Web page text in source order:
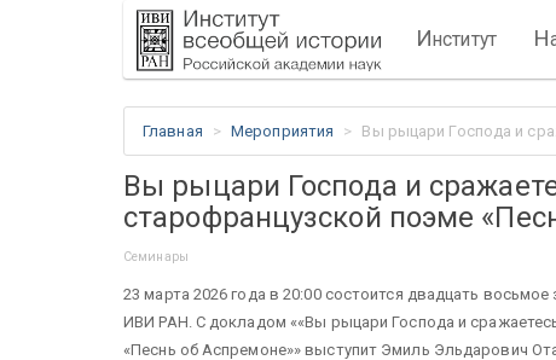
Институт Н
Главная Мероприятия Вы рыцари Господа и
Вы рыцари Господа и
старофранцузской поэме
Семинары
23 марта 2026 года в 20:00 состоится двадцать
ИВИ РАН. С докладом ««Вы рыцари Господа и
«Песнь об Аспремоне»» выступит Эмиль Эльдарович